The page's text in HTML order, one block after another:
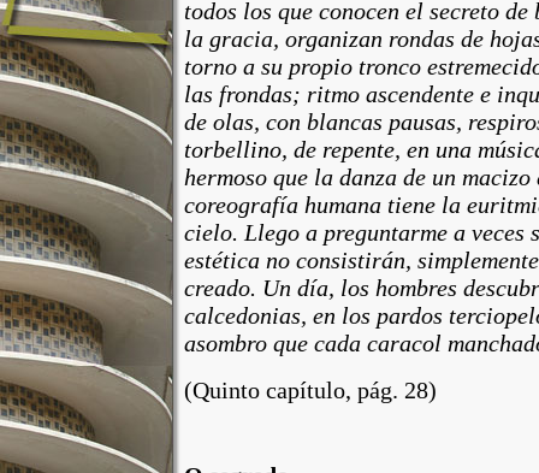
todos los que conocen el secreto
la gracia, organizan rondas de
torno a su propio tronco
las frondas; ritmo ascendente e
de olas, con blancas pausas,
torbellino, de repente, en una
hermoso que la danza de un
coreografía humana tiene la
cielo. Llego a preguntarme a veces
estética no consistirán,
creado. Un día, los hombres
calcedonias, en los pardos
asombro que cada caracol
(Quinto capítulo, pág. 28)